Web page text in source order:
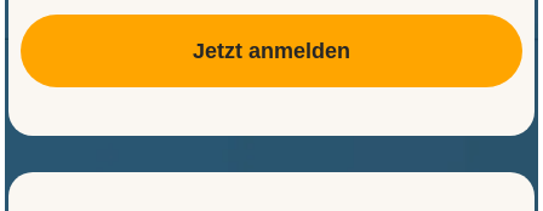
Jetzt anmelden